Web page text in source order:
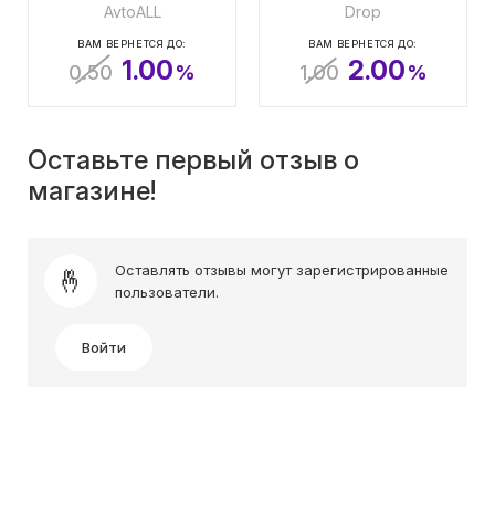
AvtoALL
ВАМ ВЕРНЕТСЯ ДО:
0.50 1.00%
Drop
ВАМ ВЕРНЕТСЯ ДО:
1.00 2.00%
Оставьте первый отзыв о
магазине!
Оставлять отзывы могут зарегистрированные
пользователи.
Войти